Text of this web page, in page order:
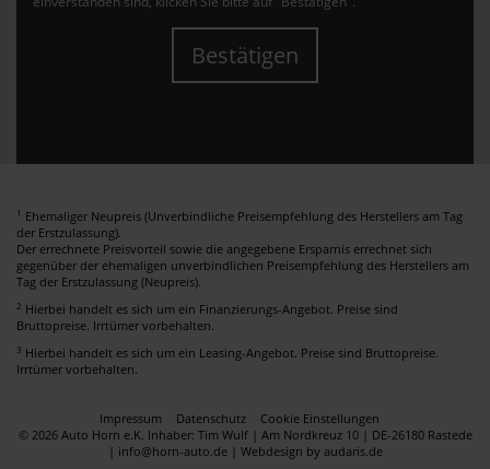
Bestätigen
1 Ehemaliger Neupreis (Unverbindliche Preisempfehlung des Herstellers am Tag
der Erstzulassung).
Der errechnete Preisvorteil sowie die angegebene Ersparnis errechnet sich
gegenüber der ehemaligen unverbindlichen Preisempfehlung des Herstellers am
Tag der Erstzulassung (Neupreis).
2 Hierbei handelt es sich um ein Finanzierungs-Angebot. Preise sind
Bruttopreise. Irrtümer vorbehalten.
3 Hierbei handelt es sich um ein Leasing-Angebot. Preise sind Bruttopreise.
Irrtümer vorbehalten.
Impressum Datenschutz
Cookie Einstellungen
© 2026 Auto Horn e.K. Inhaber: Tim Wulf | Am Nordkreuz 10 | DE-26180 Rastede
| info@horn-auto.de | Webdesign by audaris.de